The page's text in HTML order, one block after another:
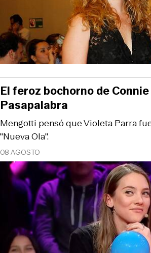
08 AGOSTO
Mengotti pensó que Violeta Parra
"Nueva Ola".
El feroz bochorno de
Pasapalabra